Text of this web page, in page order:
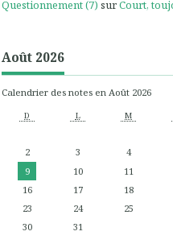
Questionnement (7) surCourt,
Août 2026
Calendrier des notes en Août 2026
D L M
2
3 4
9
10 11
16
17 18
23
24 25
30
31